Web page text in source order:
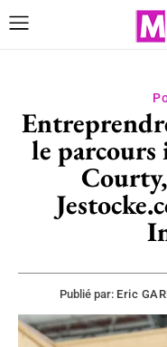
le
Publié par: Eric